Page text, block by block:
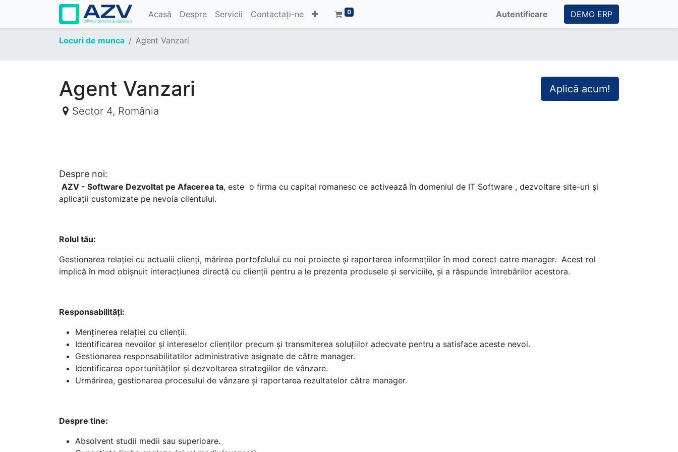
Acasă Despre Servicii Contactați-ne 0 Autentificare DEMO ERP
Locuri de munca Agent Vanzari
Aplică acum!
Agent Vanzari
Sector 4, România
Despre noi:
AZV - Software Dezvoltat pe Afacerea ta, este o firma cu capital romanesc ce activează în domeniul de IT Software , dezvoltare site-uri și
aplicații customizate pe nevoia clientului.
Rolul tău:
Gestionarea relației cu actualii clienți, mărirea portofelului cu noi proiecte și raportarea informațiilor în mod corect catre manager. Acest rol
implică în mod obișnuit interacțiunea directă cu clienții pentru a le prezenta produsele și serviciile, și a răspunde întrebărilor acestora.
Responsabilități:
Menținerea relației cu clienții.
Identificarea nevoilor și intereselor clienților precum și transmiterea soluțiilor adecvate pentru a satisface aceste nevoi.
Gestionarea responsabilitatilor administrative asignate de către manager.
Identificarea oportunităților și dezvoltarea strategiilor de vânzare.
Urmărirea, gestionarea procesului de vânzare și raportarea rezultatelor către manager.
Despre tine:
Absolvent studii medii sau superioare.